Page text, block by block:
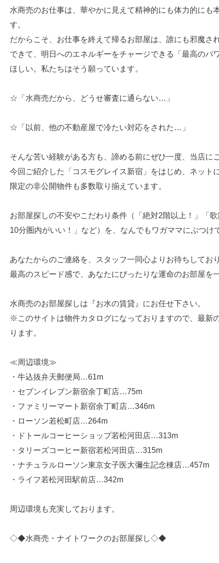
水商売のお仕事は、華やかに見えて精神的にも体力的にも
す。
だからこそ、お仕事を終えて帰るお部屋は、誰にも邪魔さ
できて、明日へのエネルギーをチャージできる「最高のパ
ほしい。私たちはそう願っています。
☆「水商売だから、どうせ審査に通らない…」
☆「以前、他の不動産屋で冷たい対応をされた…」
そんな苦い経験がある方も、諦める前にぜひ一度、当店に
今回ご紹介した「コスモグレイス新宿」をはじめ、ネット
限定の非公開物件も多数取り揃えています。
お部屋探しの不安やこだわり条件（「絶対2階以上！」「
10分圏内がいい！」など）を、なんでもワガママにぶつけ
あなたからのご連絡を、スタッフ一同心よりお待ちしてお
最高のスピード感で、あなたにぴったりな運命のお部屋を
水商売のお部屋探しは『お水の賃貸』にお任せ下さい。
※このサイトは物件カタログになっておりますので、最新
ります。
≪周辺環境≫
・牛込抜弁天郵便局…61m
・セブンイレブン新宿余丁町店…75m
・ファミリーマート新宿余丁町店…346m
・ローソン若松町店…264m
・ドトールコーヒーショップ若松河田店…313m
・タリーズコーヒー新宿若松河田店…315m
・ナチュラルローソン東京女子医大彌生記念棟店…457m
・ライフ若松河田駅前店…342m
周辺環境も充実しております。
◇◆水商売・ナイトワークのお部屋探し◇◆